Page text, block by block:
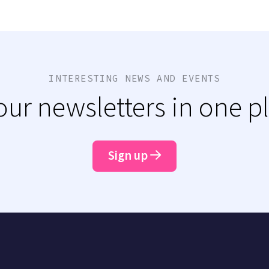
INTERESTING NEWS AND EVENTS
newsletters in one
Sign up